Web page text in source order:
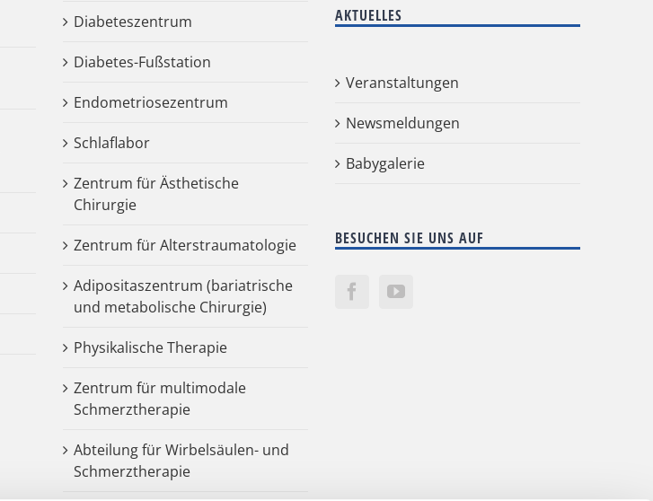
Diabeteszentrum
Diabetes-Fußstation
Endometriosezentrum
Schlaflabor
Zentrum für Ästhetische
Chirurgie
Zentrum für Alterstraumatologie
Adipositaszentrum (bariatrische
und metabolische Chirurgie)
Physikalische Therapie
Zentrum für multimodale
Schmerztherapie
Abteilung für Wirbelsäulen- und
Schmerztherapie
AKTUELLES
Veranstaltungen
Newsmeldungen
Babygalerie
BESUCHEN SIE UNS AUF